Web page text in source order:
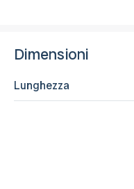
Dimensioni
Lunghezza